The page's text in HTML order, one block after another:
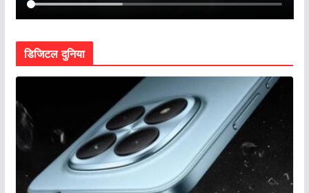
डिजिटल दुनिया